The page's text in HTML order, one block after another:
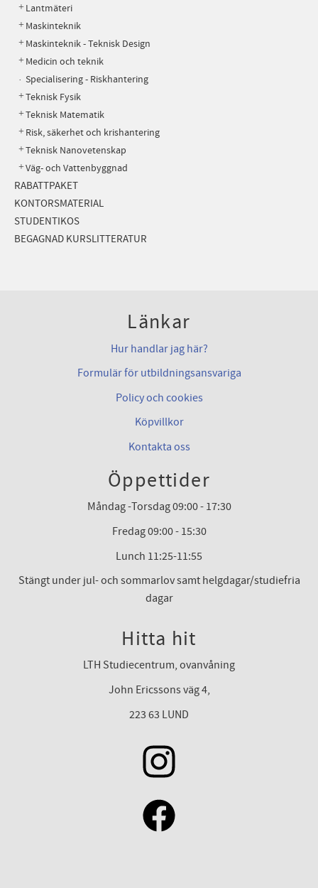
Lantmäteri
Maskinteknik
Maskinteknik - Teknisk Design
Medicin och teknik
Specialisering - Riskhantering
Teknisk Fysik
Teknisk Matematik
Risk, säkerhet och krishantering
Teknisk Nanovetenskap
Väg- och Vattenbyggnad
RABATTPAKET
KONTORSMATERIAL
STUDENTIKOS
BEGAGNAD KURSLITTERATUR
Länkar
Hur handlar jag här?
Formulär för utbildningsansvariga
Policy och cookies
Köpvillkor
Kontakta oss
Öppettider
Måndag -Torsdag 09:00 - 17:30
Fredag 09:00 - 15:30
Lunch 11:25-11:55
Stängt under jul- och sommarlov samt helgdagar/studiefria
dagar
Hitta hit
LTH Studiecentrum, ovanvåning
John Ericssons väg 4,
223 63 LUND